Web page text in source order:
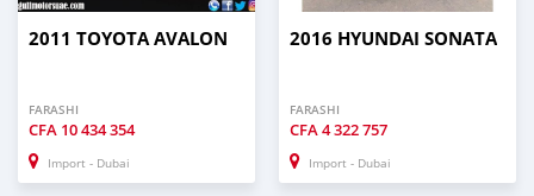
2011 TOYOTA AVALON
FARASHI
CFA 10 434 354
Import - Dubai
2016 HYUNDAI SONATA
FARASHI
CFA4 322 757
Import - Dubai